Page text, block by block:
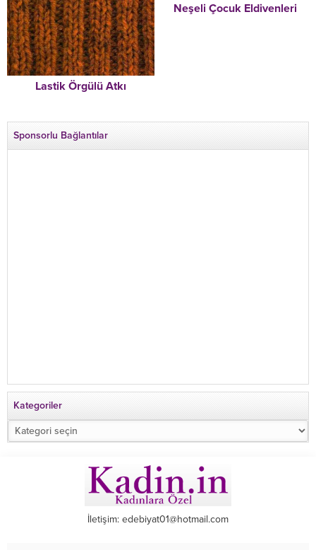
Lastik Örgülü Atkı
Neşeli Çocuk Eldivenleri
Sponsorlu Bağlantılar
Kategoriler
Kategoriler
İletişim: edebiyat01@hotmail.com